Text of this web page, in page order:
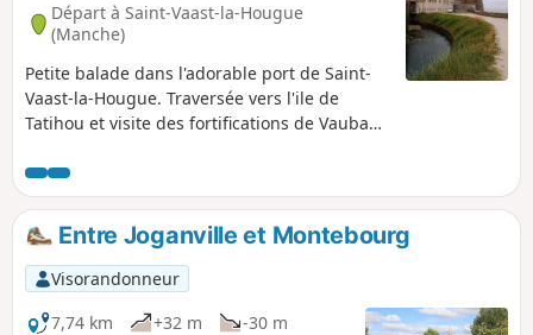
Départ à Saint-Vaast-la-Hougue
(Manche)
Petite balade dans l'adorable port de Saint-
Vaast-la-Hougue. Traversée vers l'ile de
Tatihou et visite des fortifications de Vauban.
départements bretons voisins, la Manche
offre pourtant de tout aussi merveilleux
paysages moins habités mais sauvages et
variés. Si vous croisez dans les parages,
n'hésitez pas à découvrir cette contrée,
notamment son marais, ainsi que les pointes
et falaises de la presqu'ile du Cotentin.
Entre Joganville et Montebourg
Visorandonneur
7,74 km
+32 m
-30 m